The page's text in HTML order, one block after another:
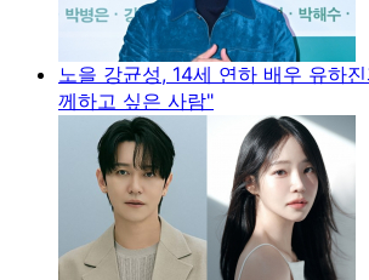
노을 강균성, 14세 연하 배우 유하
께하고 싶은 사람"